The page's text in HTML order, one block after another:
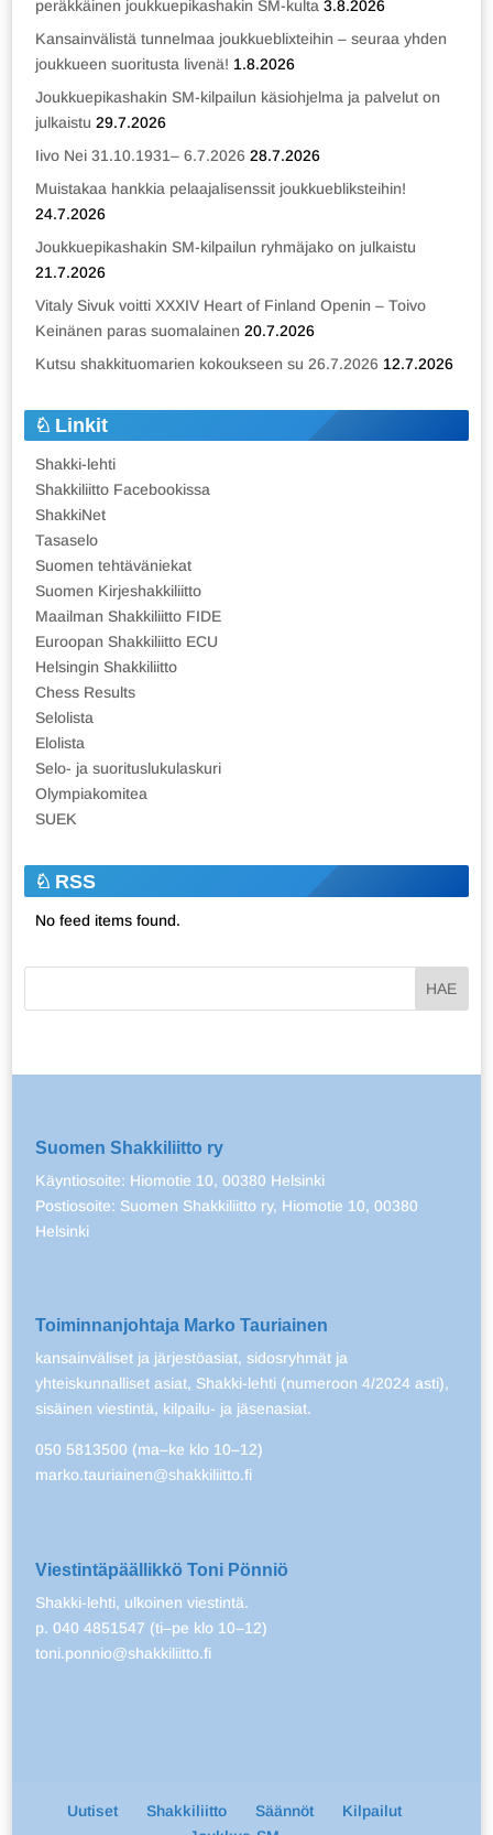
peräkkäinen joukkuepikashakin SM-kulta 3.8.2026
Kansainvälistä tunnelmaa joukkueblixteihin – seuraa yhden
joukkueen suoritusta livenä! 1.8.2026
Joukkuepikashakin SM-kilpailun käsiohjelma ja palvelut on
julkaistu 29.7.2026
Iivo Nei 31.10.1931– 6.7.2026 28.7.2026
Muistakaa hankkia pelaajalisenssit joukkuebliksteihin!
24.7.2026
Joukkuepikashakin SM-kilpailun ryhmäjako on julkaistu
21.7.2026
Vitaly Sivuk voitti XXXIV Heart of Finland Openin – Toivo
Keinänen paras suomalainen 20.7.2026
Kutsu shakkituomarien kokoukseen su 26.7.2026 12.7.2026
Linkit
Shakki-lehti
Shakkiliitto Facebookissa
ShakkiNet
Tasaselo
Suomen tehtäväniekat
Suomen Kirjeshakkiliitto
Maailman Shakkiliitto FIDE
Euroopan Shakkiliitto ECU
Helsingin Shakkiliitto
Chess Results
Selolista
Elolista
Selo- ja suorituslukulaskuri
Olympiakomitea
SUEK
RSS
No feed items found.
Suomen Shakkiliitto ry
Käyntiosoite: Hiomotie 10, 00380 Helsinki
Postiosoite: Suomen Shakkiliitto ry, Hiomotie 10, 00380
Helsinki
Toiminnanjohtaja Marko Tauriainen
kansainväliset ja järjestöasiat, sidosryhmät ja
yhteiskunnalliset asiat, Shakki-lehti (numeroon 4/2024 asti),
sisäinen viestintä, kilpailu- ja jäsenasiat.
050 5813500 (ma–ke klo 10–12)
marko.tauriainen@shakkiliitto.fi
Viestintäpäällikkö Toni Pönniö
Shakki-lehti, ulkoinen viestintä.
p. 040 4851547 (ti–pe klo 10–12)
toni.ponnio@shakkiliitto.fi
Uutiset Shakkiliitto Säännöt
Kilpailut